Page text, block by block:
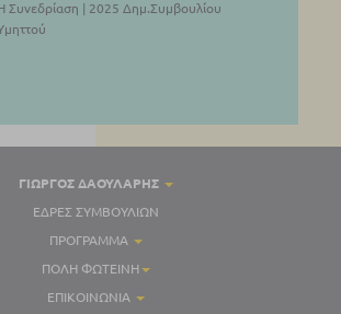
| 2025 Δημ.Συμβουλίου
ΓΙΏΡΓΟΣ ΔΑΟΥΛΑΡΗΣ
ΈΔΡΕΣ ΣΥΜΒΟΥΛΊΩΝ
ΠΡΌΓΡΑΜΜΑ
ΠΌΛΗ ΦΩΤΕΙΝΉ
ΕΠΙΚΟΙΝΩΝΊΑ